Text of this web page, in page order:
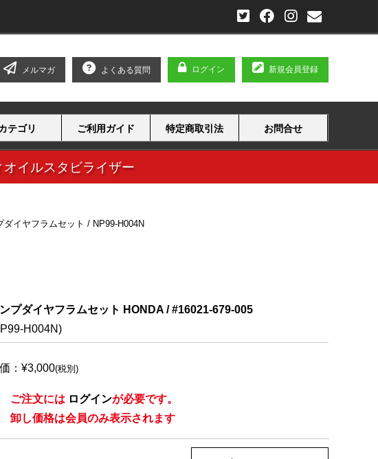
メルマガ よくある質問 ログイン 新規会員登録
テゴリ ご利用ガイド 特定商取引法 お問合せ
イルスタビライザー
ダイヤフラムセット / NP99-H004N
プダイヤフラムセット HONDA / #16021-679-005
H004N)
：¥3,000(税別)
注文には ログインが必要です。
し価格は会員のみ表示されます